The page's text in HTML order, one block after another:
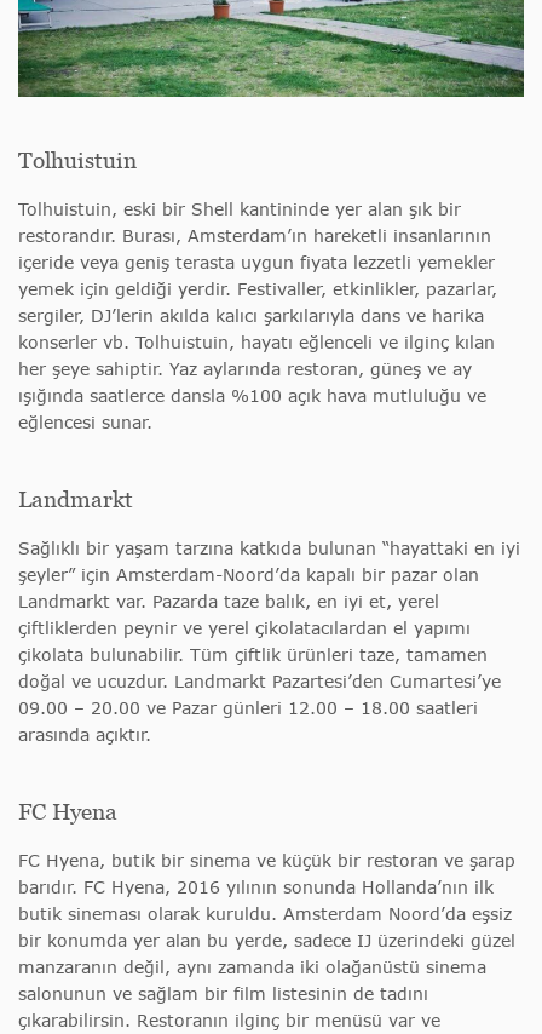
Tolhuistuin
Tolhuistuin, eski bir Shell kantininde yer alan şık bir
restorandır. Burası, Amsterdam’ın hareketli insanlarının
içeride veya geniş terasta uygun fiyata lezzetli yemekler
yemek için geldiği yerdir. Festivaller, etkinlikler, pazarlar,
sergiler, DJ’lerin akılda kalıcı şarkılarıyla dans ve harika
konserler vb. Tolhuistuin, hayatı eğlenceli ve ilginç kılan
her şeye sahiptir. Yaz aylarında restoran, güneş ve ay
ışığında saatlerce dansla %100 açık hava mutluluğu ve
eğlencesi sunar.
Landmarkt
Sağlıklı bir yaşam tarzına katkıda bulunan “hayattaki en iyi
şeyler” için Amsterdam-Noord’da kapalı bir pazar olan
Landmarkt var. Pazarda taze balık, en iyi et, yerel
çiftliklerden peynir ve yerel çikolatacılardan el yapımı
çikolata bulunabilir. Tüm çiftlik ürünleri taze, tamamen
doğal ve ucuzdur. Landmarkt Pazartesi’den Cumartesi’ye
09.00 – 20.00 ve Pazar günleri 12.00 – 18.00 saatleri
arasında açıktır.
FC Hyena
FC Hyena, butik bir sinema ve küçük bir restoran ve şarap
barıdır. FC Hyena, 2016 yılının sonunda Hollanda’nın ilk
butik sineması olarak kuruldu. Amsterdam Noord’da eşsiz
bir konumda yer alan bu yerde, sadece IJ üzerindeki güzel
manzaranın değil, aynı zamanda iki olağanüstü sinema
salonunun ve sağlam bir film listesinin de tadını
çıkarabilirsin. Restoranın ilginç bir menüsü var ve